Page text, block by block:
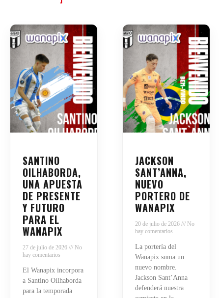
SANTINO
OILHABORDA,
UNA APUESTA
DE PRESENTE
Y FUTURO
PARA EL
WANAPIX
27 de julio de 2026
No
hay comentarios
El Wanapix incorpora
a Santino Oilhaborda
para la temporada
JACKSON
SANT’ANNA,
NUEVO
PORTERO DE
WANAPIX
20 de julio de 2026
No
hay comentarios
La portería del
Wanapix suma un
nuevo nombre.
Jackson Sant’Anna
defenderá nuestra